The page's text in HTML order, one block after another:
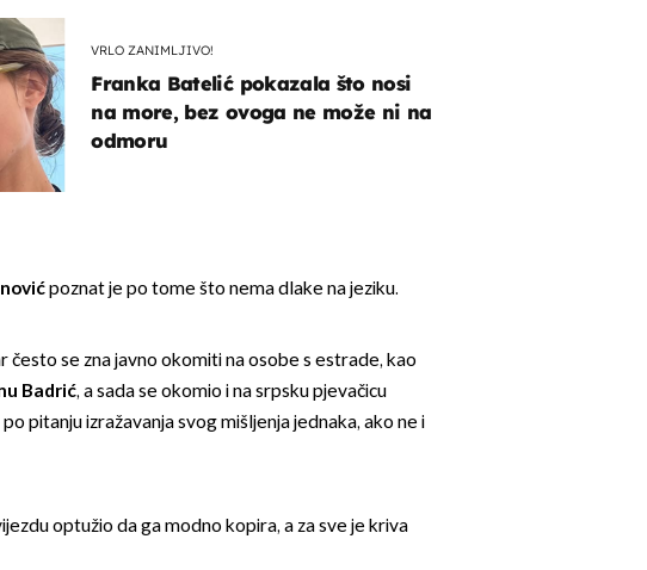
VRLO ZANIMLJIVO!
Franka Batelić pokazala što nosi
na more, bez ovoga ne može ni na
odmoru
poznat je po tome što nema dlake na jeziku.
često se zna javno okomiti na osobe s estrade, kao
Badrić, a sada se okomio i na srpsku pjevačicu
pitanju izražavanja svog mišljenja jednaka, ako ne i
optužio da ga modno kopira, a za sve je kriva
OMOGUĆI OBAVIJESTI